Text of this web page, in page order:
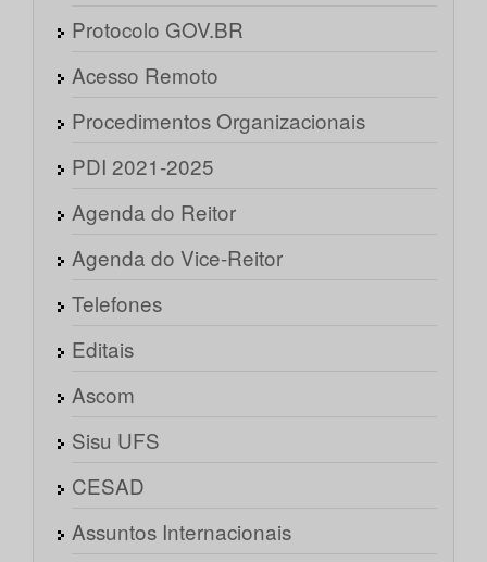
Protocolo GOV.BR
Acesso Remoto
Procedimentos Organizacionais
PDI 2021-2025
Agenda do Reitor
Agenda do Vice-Reitor
Telefones
Editais
Ascom
Sisu UFS
CESAD
Assuntos Internacionais